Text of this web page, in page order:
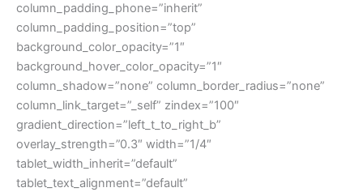
column_padding_phone=”inherit”
column_padding_position=”top”
background_color_opacity=”1″
background_hover_color_opacity=”1″
column_shadow=”none” column_border_radius=”none”
column_link_target=”_self” zindex=”100″
gradient_direction=”left_t_to_right_b”
overlay_strength=”0.3″ width=”1/4″
tablet_width_inherit=”default”
tablet_text_alignment=”default”